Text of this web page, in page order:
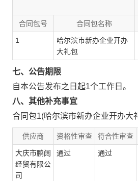
合同包号 合同包名称
1
哈尔滨市新办企业开办
大礼包
七、公告期限
自本公告发布之日起1个工作日。
八、其他补充事宜
合同包1(哈尔滨市新办企业开办大
供应商 资格性审查 符合性审查
大庆市鹏阔
经贸有限公
司
通过 通过